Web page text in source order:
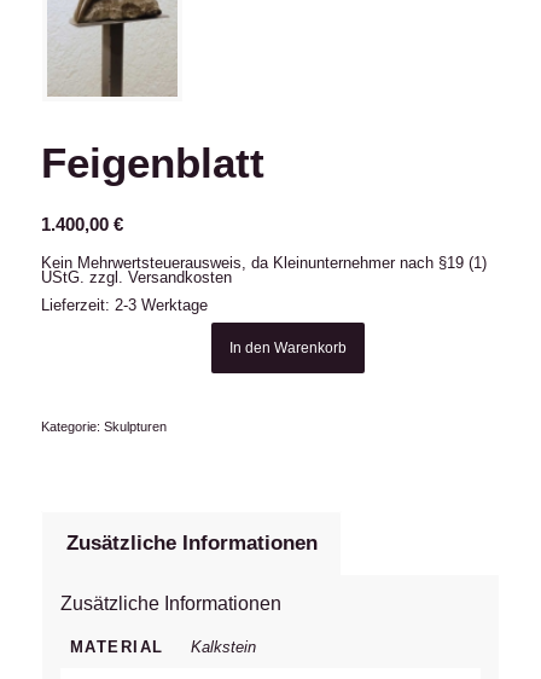
Feigenblatt
1.400,00 €
Kein Mehrwertsteuerausweis, da Kleinunternehmer nach §19 (1)
UStG. zzgl. Versandkosten
Lieferzeit: 2-3 Werktage
In den Warenkorb
Kategorie: Skulpturen
Zusätzliche Informationen
Zusätzliche Informationen
MATERIAL Kalkstein